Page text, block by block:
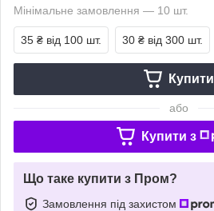
Мінімальне замовлення — 10 шт.
35 ₴ від 100 шт. 30 ₴ від 300 шт.
Купити
або
Купити з
Що таке купити з Пром?
Замовлення під захистом